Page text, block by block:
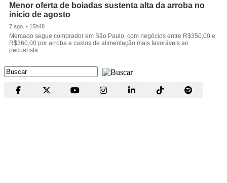
Menor oferta de boiadas sustenta alta da arroba no
início de agosto
7 ago. • 15h48
Mercado segue comprador em São Paulo, com negócios entre R$350,00 e
R$360,00 por arroba e custos de alimentação mais favoráveis ao
pecuarista.